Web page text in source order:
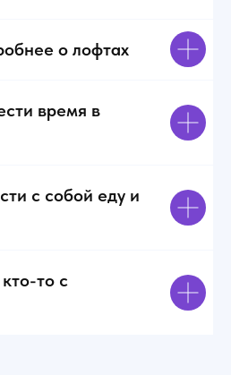
о лофтах
время в
с собой еду и
то с